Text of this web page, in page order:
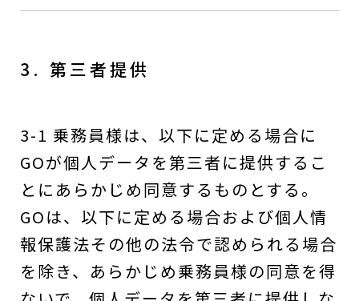
3. 第三者提供
3-1 乗務員様は、以下に定める場合に
GOが個人データを第三者に提供するこ
とにあらかじめ同意するものとする。
GOは、以下に定める場合および個人情
報保護法その他の法令で認められる場合
を除き、あらかじめ乗務員様の同意を得